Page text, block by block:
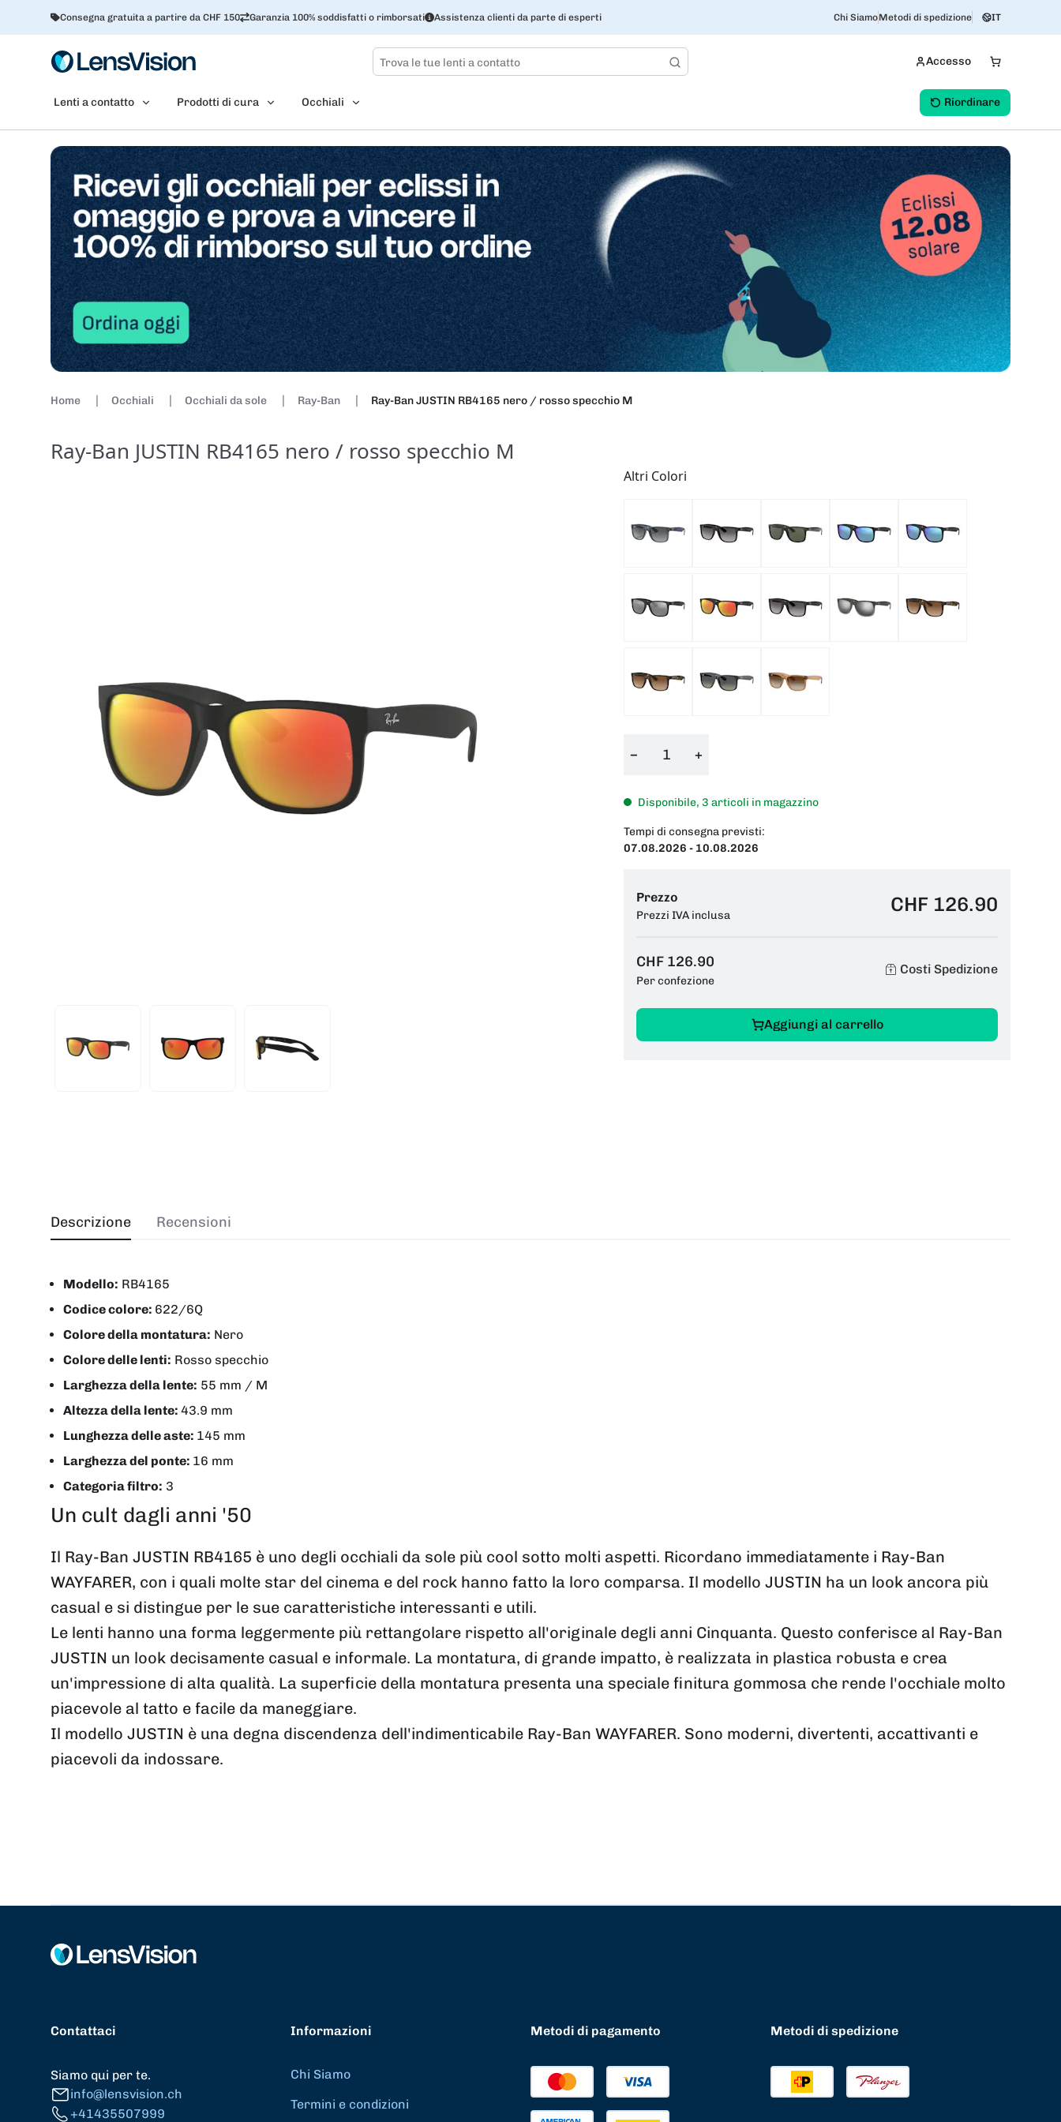
Consegna gratuita a partire da CHF 150 Garanzia 100% soddisfatti o rimborsati Assistenza clienti da parte di esperti Chi SiamoMetodi di spedizione IT
Accesso
Lenti a contatto Prodotti di cura Occhiali Riordinare
Home Occhiali Occhiali da sole Ray-Ban Ray-Ban JUSTIN RB4165 nero / rosso specchio M
Ray-Ban JUSTIN RB4165 nero / rosso specchio M
Altri Colori
− +
Disponibile, 3 articoli in magazzino
Tempi di consegna previsti:
07.08.2026 - 10.08.2026
Prezzo
Prezzi IVA inclusa CHF 126.90
CHF 126.90
Per confezione
Costi Spedizione
Aggiungi al carrello
Descrizione
Modello: RB4165
Codice colore: 622/6Q
Colore della montatura: Nero
Colore delle lenti: Rosso specchio
Larghezza della lente: 55 mm / M
Altezza della lente: 43.9 mm
Lunghezza delle aste: 145 mm
Larghezza del ponte: 16 mm
Categoria filtro: 3
Un cult dagli anni '50
Il Ray-Ban JUSTIN RB4165 è uno degli occhiali da sole più cool sotto molti aspetti. Ricordano immediatamente i Ray-Ban
WAYFARER, con i quali molte star del cinema e del rock hanno fatto la loro comparsa. Il modello JUSTIN ha un look ancora più
casual e si distingue per le sue caratteristiche interessanti e utili.
Le lenti hanno una forma leggermente più rettangolare rispetto all'originale degli anni Cinquanta. Questo conferisce al Ray-Ban
JUSTIN un look decisamente casual e informale. La montatura, di grande impatto, è realizzata in plastica robusta e crea
un'impressione di alta qualità. La superficie della montatura presenta una speciale finitura gommosa che rende l'occhiale molto
piacevole al tatto e facile da maneggiare.
Il modello JUSTIN è una degna discendenza dell'indimenticabile Ray-Ban WAYFARER. Sono moderni, divertenti, accattivanti e
piacevoli da indossare.
Recensioni
Contattaci
Siamo qui per te.
info@lensvision.ch
+41435507999
Informazioni
Chi Siamo
Termini e condizioni
Metodi di pagamento Metodi di spedizione